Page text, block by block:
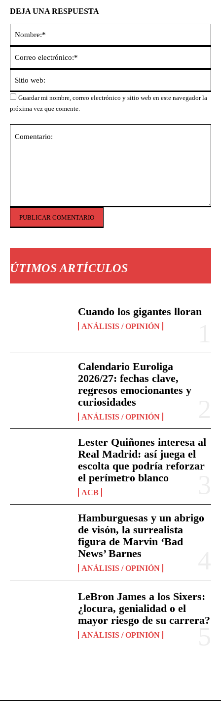
ÚTIMOS ARTÍCULOS
Cuando los gigantes lloran
ANÁLISIS / OPINIÓN
Calendario Euroliga
2026/27: fechas clave,
regresos emocionantes y
curiosidades
ANÁLISIS / OPINIÓN
Lester Quiñones interesa al
Real Madrid: así juega el
escolta que podría reforzar
el perímetro blanco
ACB
Hamburguesas y un abrigo
de visón, la surrealista
figura de Marvin ‘Bad
News’ Barnes
ANÁLISIS / OPINIÓN
LeBron James a los Sixers:
¿locura, genialidad o el
mayor riesgo de su carrera?
ANÁLISIS / OPINIÓN
DEJA UNA RESPUESTA
Guardar mi nombre, correo electrónico y sitio web en este navegador la
próxima vez que comente.